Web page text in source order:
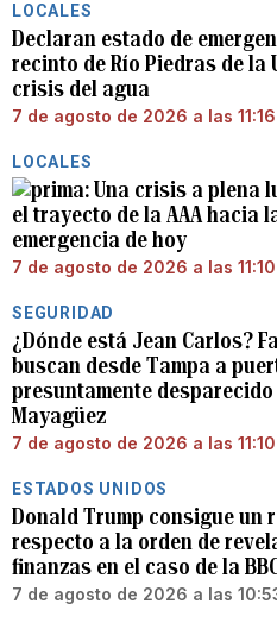
LOCALES
Declaran estado de
recinto de Río Piedras de la
crisis del agua
7 de agosto de 2026 a las
LOCALES
Una crisis a plena
el trayecto de la AAA hacia
emergencia de hoy
7 de agosto de 2026 a las
SEGURIDAD
¿Dónde está Jean Carlos?
buscan desde Tampa a
presuntamente desparecido
Mayagüez
7 de agosto de 2026 a las
ESTADOS UNIDOS
Donald Trump consigue un
respecto a la orden de
finanzas en el caso de la
7 de agosto de 2026 a las